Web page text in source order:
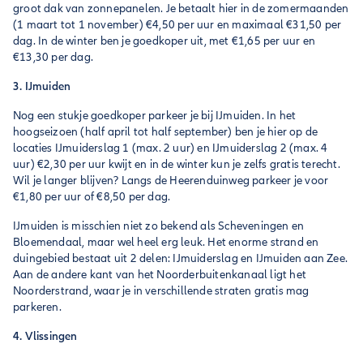
groot dak van zonnepanelen. Je betaalt hier in de zomermaanden
(1 maart tot 1 november) €4,50 per uur en maximaal €31,50 per
dag. In de winter ben je goedkoper uit, met €1,65 per uur en
€13,30 per dag.
3. IJmuiden
Nog een stukje goedkoper parkeer je bij IJmuiden. In het
hoogseizoen (half april tot half september) ben je hier op de
locaties IJmuiderslag 1 (max. 2 uur) en IJmuiderslag 2 (max. 4
uur) €2,30 per uur kwijt en in de winter kun je zelfs gratis terecht.
Wil je langer blijven? Langs de Heerenduinweg parkeer je voor
€1,80 per uur of €8,50 per dag.
IJmuiden is misschien niet zo bekend als Scheveningen en
Bloemendaal, maar wel heel erg leuk. Het enorme strand en
duingebied bestaat uit 2 delen: IJmuiderslag en IJmuiden aan Zee.
Aan de andere kant van het Noorderbuitenkanaal ligt het
Noorderstrand, waar je in verschillende straten gratis mag
parkeren.
4. Vlissingen